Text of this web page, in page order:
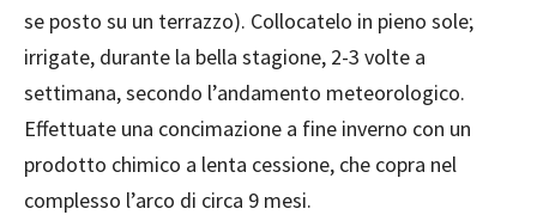
se posto su un terrazzo). Collocatelo in pieno sole;
irrigate, durante la bella stagione, 2-3 volte a
settimana, secondo l’andamento meteorologico.
Effettuate una concimazione a fine inverno con un
prodotto chimico a lenta cessione, che copra nel
complesso l’arco di circa 9 mesi.